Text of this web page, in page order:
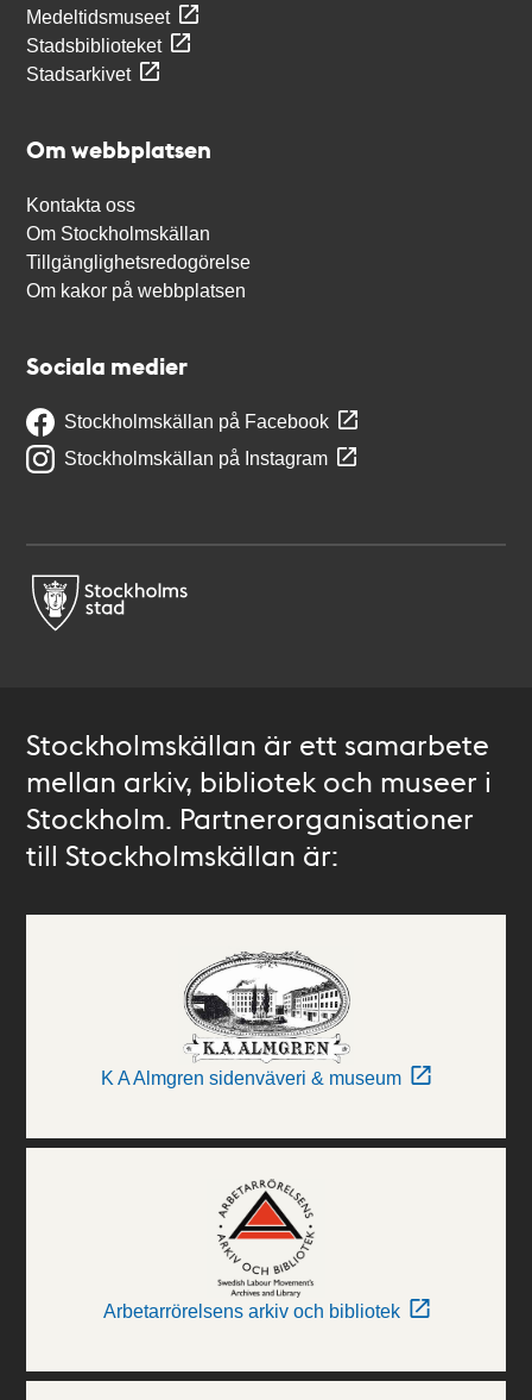
Medeltidsmuseet
Stadsbiblioteket
Stadsarkivet
Om webbplatsen
Kontakta oss
Om Stockholmskällan
Tillgänglighetsredogörelse
Om kakor på webbplatsen
Sociala medier
Stockholmskällan på Facebook
Stockholmskällan på Instagram
Stockholmskällan är ett samarbete
mellan arkiv, bibliotek och museer i
Stockholm. Partnerorganisationer
till Stockholmskällan är:
K A Almgren sidenväveri & museum
Arbetarrörelsens arkiv och bibliotek